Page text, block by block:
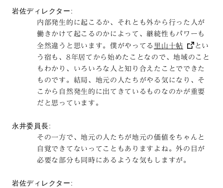
岩佐ディレクター:
内部発生的に起こるか、それとも外から行った人が
働きかけて起こるのかによって、継続性もパワーも
全然違うと思います。僕がやってる 里山十帖
とい
う宿も、8年居てから始めたことなので、地域のこと
もわかり、いろいろな人と知り合えたことでできた
ものです。結局、地元の人たちがやる気になり、そ
こから自然発生的に出てきているものなのかが重要
だと思っています。
永井委員長:
その一方で、地元の人たちが地元の価値をちゃんと
自覚できてないってこともありますよね。外の目が
必要な部分も同時にあるような気もしますが。
岩佐ディレクター: